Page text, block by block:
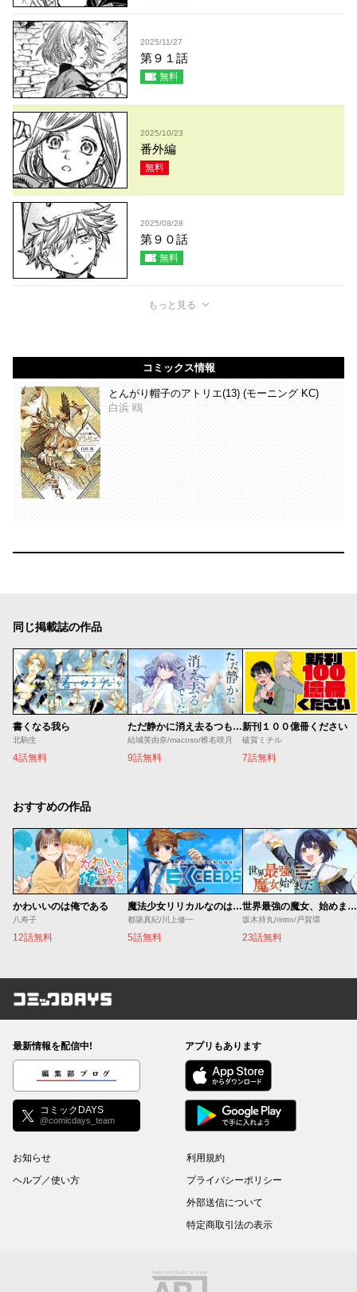
2025/11/27
第９１話
無料
2025/10/23
番外編
無料
2025/08/28
第９０話
無料
もっと見る
コミックス情報
とんがり帽子のアトリエ(13) (モーニング KC)
白浜 鴎
同じ掲載誌の作品
書くなる我ら
北駒生
4話無料
ただ静かに消え去るつもりでした
結城芙由奈/macoso/椎名咲月
9話無料
新刊１００億冊ください
破賀ミチル
7話無料
おすすめの作品
かわいいのは俺である
八寿子
12話無料
魔法少女リリカルなのは EXCEEDS
都築真紀/川上修一
5話無料
世界最強の魔女、始めました ～私だけ『攻略サイト』を見れる世界で自由に生きます～
坂木持丸/riritto/戸賀環
23話無料
コミックDAYS
最新情報を配信中!
編集部ブログ
コミックDAYS
@comicdays_team
アプリもあります
お知らせ
ヘルプ／使い方
利用規約
プライバシーポリシー
外部送信について
特定商取引法の表示